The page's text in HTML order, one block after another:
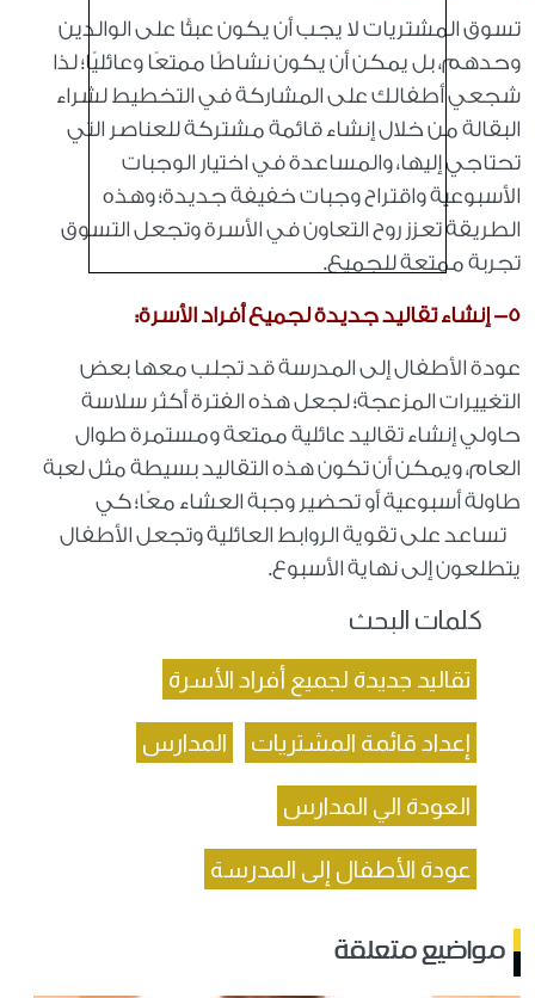
تسوق المشتريات لا يجب أن يكون عبئًا على الوالدين
وحدهم، بل يمكن أن يكون نشاطًا ممتعًا وعائليًا؛ لذا
شجعي أطفالك على المشاركة في التخطيط لشراء
البقالة من خلال إنشاء قائمة مشتركة للعناصر التي
تحتاجي إليها، والمساعدة في اختيار الوجبات
الأسبوعية واقتراح وجبات خفيفة جديدة؛ وهذه
الطريقة تعزز روح التعاون في الأسرة وتجعل التسوق
تجربة ممتعة للجميع.
5- إنشاء تقاليد جديدة لجميع أفراد الأسرة:
عودة الأطفال إلى المدرسة قد تجلب معها بعض
التغييرات المزعجة؛ لجعل هذه الفترة أكثر سلاسة
حاولي إنشاء تقاليد عائلية ممتعة ومستمرة طوال
العام، ويمكن أن تكون هذه التقاليد بسيطة مثل لعبة
طاولة أسبوعية أو تحضير وجبة العشاء معًا؛ كي
تساعد على تقوية الروابط العائلية وتجعل الأطفال
يتطلعون إلى نهاية الأسبوع.
كلمات البحث
تقاليد جديدة لجميع أفراد الأسرة
إعداد قائمة المشتريات المدارس
العودة الي المدارس
عودة الأطفال إلى المدرسة
مواضيع متعلقة